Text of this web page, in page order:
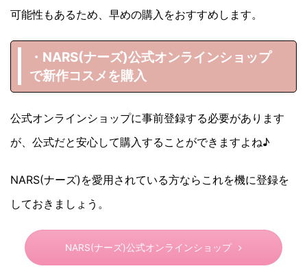
可能性もあるため、早めの購入をおすすめします。
・NARS(ナーズ)公式オンラインショップ
で新作コスメを購入
公式オンラインショップに事前登録する必要があります
が、公式だと安心して購入することができますよね♪
NARS(ナーズ)を愛用されている方ならこれを機に登録を
しておきましょう。
NARS(ナーズ)公式オンラインショップ